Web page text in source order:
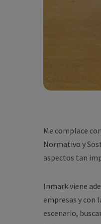
Me complace
Normativo y
aspectos tan
Inmark viene
empresas y con
escenario,